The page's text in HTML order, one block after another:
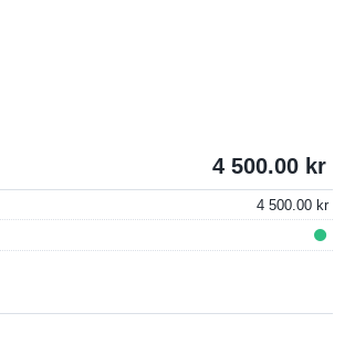
4 500.00
4 500.00